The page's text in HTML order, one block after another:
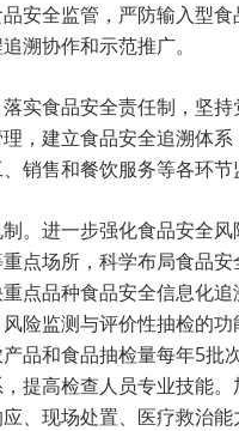
安全监管，严防输入型
溯协作和示范推广。
实食品安全责任制，坚
，建立食品安全追溯体
销售和餐饮服务等各环
。进一步强化食品安全
点场所，科学布局食品
点品种食品安全信息化
险监测与评价性抽检的
品和食品抽检量每年5
提高检查人员专业技能
、现场处置、医疗救治能